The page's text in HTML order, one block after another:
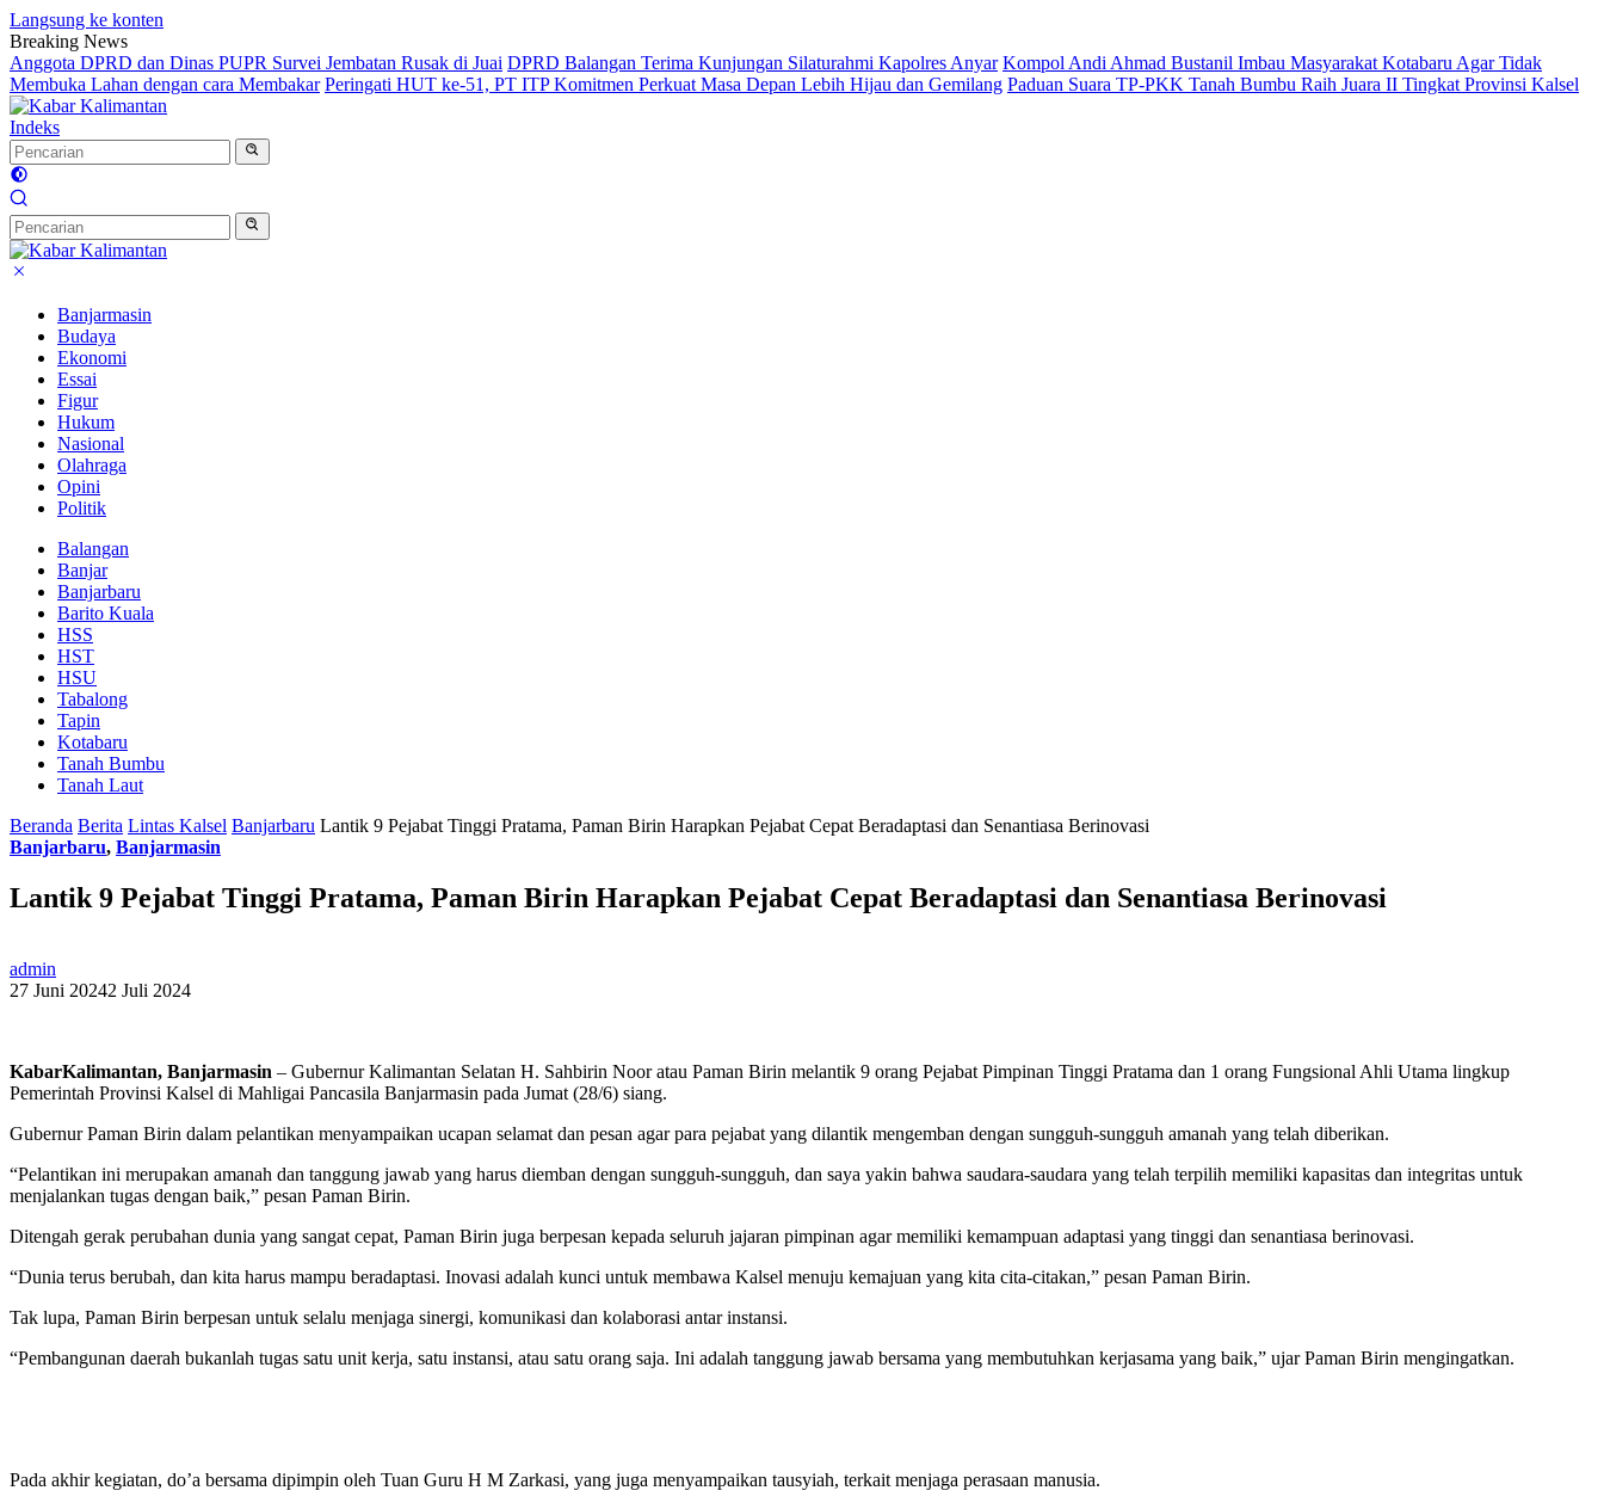
Langsung ke konten
Breaking News
Anggota DPRD dan Dinas PUPR Survei Jembatan Rusak di Juai DPRD Balangan Terima Kunjungan Silaturahmi Kapolres Anyar Kompol Andi Ahmad Bustanil Imbau Masyarakat Kotabaru Agar Tidak
Membuka Lahan dengan cara Membakar Peringati HUT ke-51, PT ITP Komitmen Perkuat Masa Depan Lebih Hijau dan Gemilang Paduan Suara TP-PKK Tanah Bumbu Raih Juara II Tingkat Provinsi Kalsel
Indeks
Banjarmasin
Budaya
Ekonomi
Essai
Figur
Hukum
Nasional
Olahraga
Opini
Politik
Balangan
Banjar
Banjarbaru
Barito Kuala
HSS
HST
HSU
Tabalong
Tapin
Kotabaru
Tanah Bumbu
Tanah Laut
Beranda Berita Lintas Kalsel Banjarbaru Lantik 9 Pejabat Tinggi Pratama, Paman Birin Harapkan Pejabat Cepat Beradaptasi dan Senantiasa Berinovasi
Banjarbaru, Banjarmasin
Lantik 9 Pejabat Tinggi Pratama, Paman Birin Harapkan Pejabat Cepat Beradaptasi dan Senantiasa Berinovasi
admin
27 Juni 20242 Juli 2024
KabarKalimantan, Banjarmasin – Gubernur Kalimantan Selatan H. Sahbirin Noor atau Paman Birin melantik 9 orang Pejabat Pimpinan Tinggi Pratama dan 1 orang Fungsional Ahli Utama lingkup
Pemerintah Provinsi Kalsel di Mahligai Pancasila Banjarmasin pada Jumat (28/6) siang.
Gubernur Paman Birin dalam pelantikan menyampaikan ucapan selamat dan pesan agar para pejabat yang dilantik mengemban dengan sungguh-sungguh amanah yang telah diberikan.
“Pelantikan ini merupakan amanah dan tanggung jawab yang harus diemban dengan sungguh-sungguh, dan saya yakin bahwa saudara-saudara yang telah terpilih memiliki kapasitas dan integritas untuk
menjalankan tugas dengan baik,” pesan Paman Birin.
Ditengah gerak perubahan dunia yang sangat cepat, Paman Birin juga berpesan kepada seluruh jajaran pimpinan agar memiliki kemampuan adaptasi yang tinggi dan senantiasa berinovasi.
“Dunia terus berubah, dan kita harus mampu beradaptasi. Inovasi adalah kunci untuk membawa Kalsel menuju kemajuan yang kita cita-citakan,” pesan Paman Birin.
Tak lupa, Paman Birin berpesan untuk selalu menjaga sinergi, komunikasi dan kolaborasi antar instansi.
“Pembangunan daerah bukanlah tugas satu unit kerja, satu instansi, atau satu orang saja. Ini adalah tanggung jawab bersama yang membutuhkan kerjasama yang baik,” ujar Paman Birin mengingatkan.
Pada akhir kegiatan, do’a bersama dipimpin oleh Tuan Guru H M Zarkasi, yang juga menyampaikan tausyiah, terkait menjaga perasaan manusia.